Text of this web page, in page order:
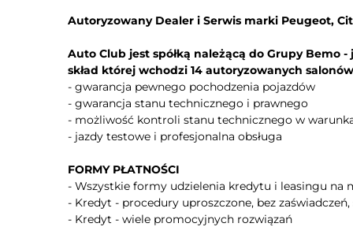
Kontrola odległości od poprzedzającego
Asystent hamowania - Brake Assist
Automatyczna kontrola zjazdu ze stoku
Aktywne rozpoznawanie znaków ograniczenia
prędkości
Asystent świateł drogowych
Lampy przeciwmgielne
Oświetlenie wnętrza LED
Elektryczny hamulec postojowy
Autoryzowany Dealer i Serwis marki Peugeot,
Auto Club jest spółką należącą do Grupy Bemo
skład której wchodzi 14 autoryzowanych
- gwarancja pewnego pochodzenia pojazdów
- gwarancja stanu technicznego i prawnego
- możliwość kontroli stanu technicznego w
- jazdy testowe i profesjonalna obsługa
FORMY PŁATNOŚCI
- Wszystkie formy udzielenia kredytu i leasingu na
- Kredyt - procedury uproszczone, bez zaświadczeń,
- Kredyt - wiele promocyjnych rozwiązań